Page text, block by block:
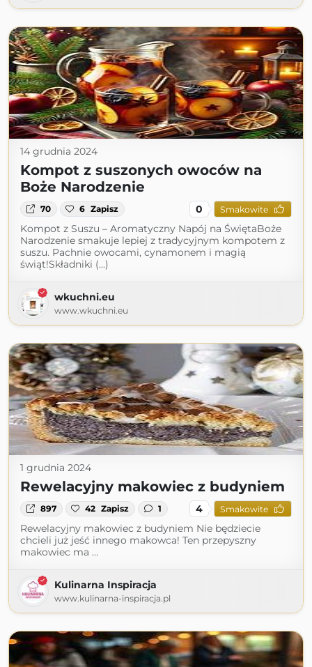
14 grudnia 2024
Kompot z suszonych owoców na
Boże Narodzenie
70 6 Zapisz 0 Smakowite
Kompot z Suszu – Aromatyczny Napój na ŚwiętaBoże
Narodzenie smakuje lepiej z tradycyjnym kompotem z
suszu. Pachnie owocami, cynamonem i magią
świąt!Składniki (...)
wkuchni.eu
www.wkuchni.eu
1 grudnia 2024
Rewelacyjny makowiec z budyniem
897 42 Zapisz 1 4 Smakowite
Rewelacyjny makowiec z budyniem Nie będziecie
chcieli już jeść innego makowca! Ten przepyszny
makowiec ma …
Kulinarna Inspiracja
www.kulinarna-inspiracja.pl